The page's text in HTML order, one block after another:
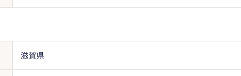
滋賀県